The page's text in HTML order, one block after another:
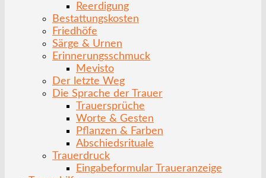
Reerdigung
Bestattungskosten
Friedhöfe
Särge & Urnen
Erinnerungsschmuck
Mevisto
Der letzte Weg
Die Sprache der Trauer
Trauersprüche
Worte & Gesten
Pflanzen & Farben
Abschiedsrituale
Trauerdruck
Eingabeformular Traueranzeige